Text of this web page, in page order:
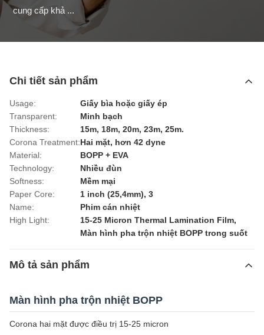
cung cấp khả ...
Chi tiết sản phẩm
Usage:
Giấy bìa hoặc giấy ép
Transparent:
Minh bạch
Thickness:
15m, 18m, 20m, 23m, 25m.
Corona Treatment:Hai mặt, hơn 42 dyne
Material:
BOPP + EVA
Technology:
Nhiều đùn
Softness:
Mềm mại
Paper Core:
1 inch (25,4mm), 3
Name:
Phim cán nhiệt
High Light:
15-25 Micron Thermal Lamination Film,
Màn hình pha trộn nhiệt BOPP trong suốt
Mô tả sản phẩm
Màn hình pha trộn nhiệt BOPP
Corona hai mặt được điều trị 15-25 micron